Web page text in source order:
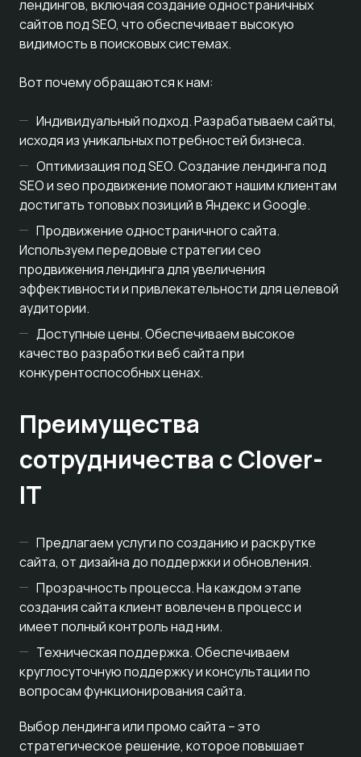
лендингов, включая создание одностраничных
сайтов под SEO, что обеспечивает высокую
видимость в поисковых системах.
Вот почему обращаются к нам:
Индивидуальный подход. Разрабатываем сайты,
исходя из уникальных потребностей бизнеса.
Оптимизация под SEO. Создание лендинга под
SEO и seo продвижение помогают нашим клиентам
достигать топовых позиций в Яндекс и Google.
Продвижение одностраничного сайта.
Используем передовые стратегии сео
продвижения лендинга для увеличения
эффективности и привлекательности для целевой
аудитории.
Доступные цены. Обеспечиваем высокое
качество разработки веб сайта при
конкурентоспособных ценах.
Преимущества
сотрудничества с Clover-
IT
Предлагаем услуги по созданию и раскрутке
сайта, от дизайна до поддержки и обновления.
Прозрачность процесса. На каждом этапе
создания сайта клиент вовлечен в процесс и
имеет полный контроль над ним.
Техническая поддержка. Обеспечиваем
круглосуточную поддержку и консультации по
вопросам функционирования сайта.
Выбор лендинга или промо сайта – это
стратегическое решение, которое повышает